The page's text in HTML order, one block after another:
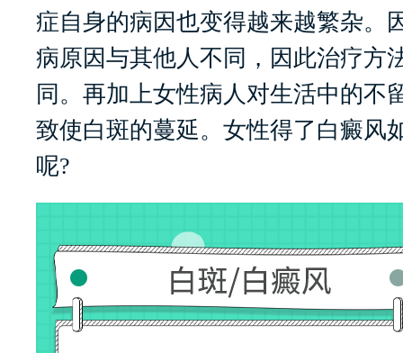
症自身的病因也变得越来越繁杂。
病原因与其他人不同，因此治疗方
同。再加上女性病人对生活中的不
致使白斑的蔓延。女性得了白癜风
呢?